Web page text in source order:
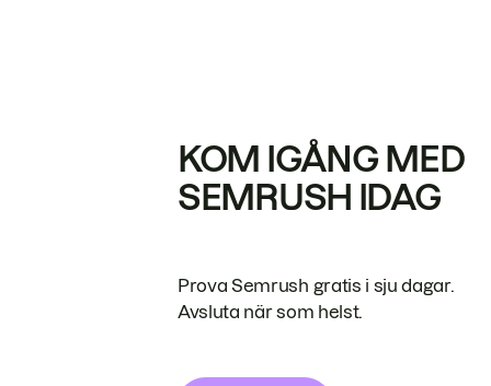
KOM IGÅNG MED
SEMRUSH IDAG
Prova Semrush gratis i sju dagar.
Avsluta när som helst.